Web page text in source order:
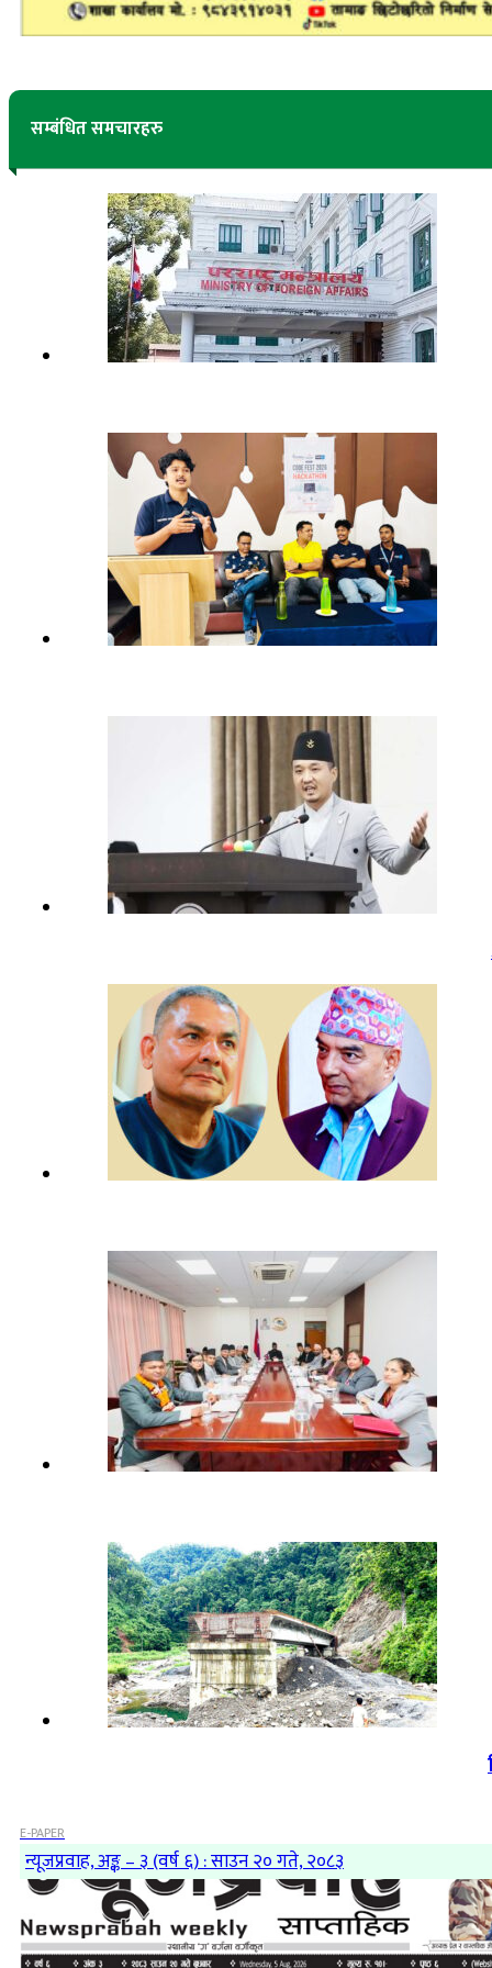
सम्बंधित समचारहरु
E-PAPER
न्यूजप्रवाह, अङ्क – ३ (वर्ष ६) : साउन २० गते, २०८३